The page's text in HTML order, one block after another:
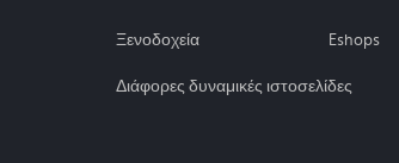
Ξενοδοχεία Eshops
Διάφορες δυναμικές ιστοσελίδες